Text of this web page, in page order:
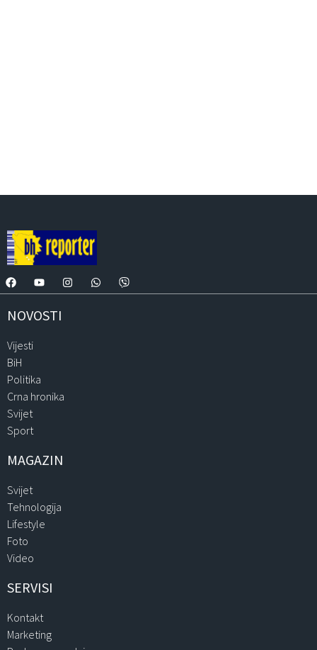
NOVOSTI
Vijesti
BiH
Politika
Crna hronika
Svijet
Sport
MAGAZIN
Svijet
Tehnologija
Lifestyle
Foto
Video
SERVISI
Kontakt
Marketing